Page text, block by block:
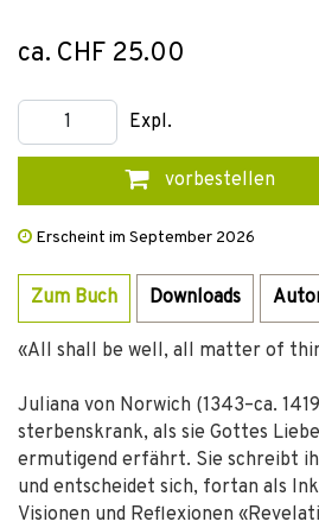
ca. CHF 25.00
Expl.
vorbestellen
Erscheint im September 2026
Zum Buch Downloads
«All shall be well, all matter of
Juliana von Norwich (1343–ca.
sterbenskrank, als sie Gottes
ermutigend erfährt. Sie schreibt
und entscheidet sich, fortan als
Visionen und Reflexionen